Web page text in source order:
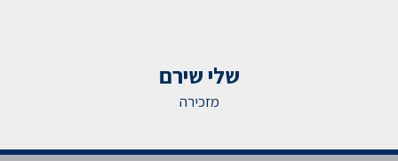
שלי שירם
מזכירה